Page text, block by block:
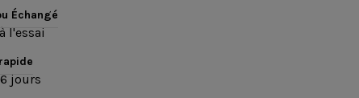
Échangé
l'essai
jours